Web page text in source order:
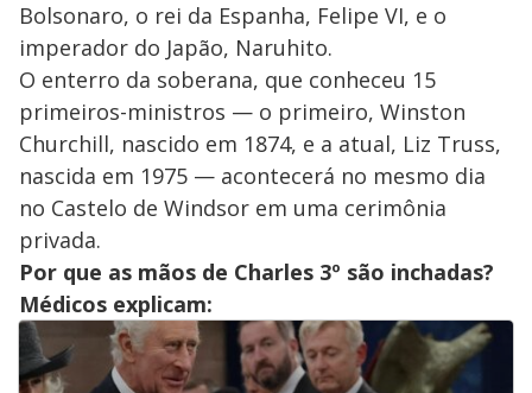
Bolsonaro, o rei da Espanha, Felipe VI, e o
imperador do Japão, Naruhito.
O enterro da soberana, que conheceu 15
primeiros-ministros — o primeiro, Winston
Churchill, nascido em 1874, e a atual, Liz Truss,
nascida em 1975 — acontecerá no mesmo dia
no Castelo de Windsor em uma cerimônia
privada.
Por que as mãos de Charles 3º são inchadas?
Médicos explicam: